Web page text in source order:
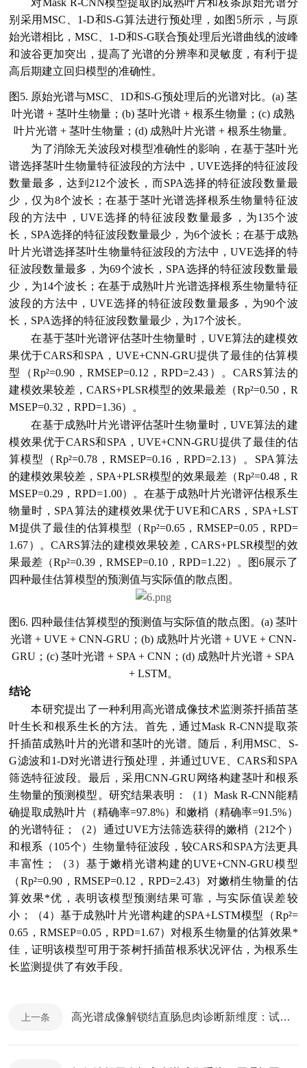
对Mask R-CNN模型提取的成熟叶片和枝条原始光谱分
别采用MSC、1-D和S-G算法进行预处理，如图5所示，与原
始光谱相比，MSC、1-D和S-G联合预处理后光谱曲线的波峰
和波谷更加突出，提高了光谱的分辨率和灵敏度，有利于提
高后期建立回归模型的准确性。
图5. 原始光谱与MSC、1D和S-G预处理后的光谱对比。(a) 茎
叶光谱 + 茎叶生物量；(b) 茎叶光谱 + 根系生物量；(c) 成熟
叶片光谱 + 茎叶生物量；(d) 成熟叶片光谱 + 根系生物量。
为了消除无关波段对模型准确性的影响，在基于茎叶光
谱选择茎叶生物量特征波段的方法中，UVE选择的特征波段
数量最多，达到212个波长，而SPA选择的特征波段数量最
少，仅为8个波长；在基于茎叶光谱选择根系生物量特征波
段的方法中，UVE选择的特征波段数量最多，为135个波
长，SPA选择的特征波段数量最少，为6个波长；在基于成熟
叶片光谱选择茎叶生物量特征波段的方法中，UVE选择的特
征波段数量最多，为69个波长，SPA选择的特征波段数量最
少，为14个波长；在基于成熟叶片光谱选择根系生物量特征
波段的方法中，UVE选择的特征波段数量最多，为90个波
长，SPA选择的特征波段数量最少，为17个波长。
在基于茎叶光谱评估茎叶生物量时，UVE算法的建模效
果优于CARS和SPA，UVE+CNN-GRU提供了最佳的估算模
型（Rp²=0.90，RMSEP=0.12，RPD=2.43）。CARS算法的
建模效果较差，CARS+PLSR模型的效果最差（Rp²=0.50，R
MSEP=0.32，RPD=1.36）。
在基于成熟叶片光谱评估茎叶生物量时，UVE算法的建
模效果优于CARS和SPA，UVE+CNN-GRU提供了最佳的估
算模型（Rp²=0.78，RMSEP=0.16，RPD=2.13）。SPA算法
的建模效果较差，SPA+PLSR模型的效果最差（Rp²=0.48，R
MSEP=0.29，RPD=1.00）。在基于成熟叶片光谱评估根系生
物量时，SPA算法的建模效果优于UVE和CARS，SPA+LST
M提供了最佳的估算模型（Rp²=0.65，RMSEP=0.05，RPD=
1.67）。CARS算法的建模效果较差，CARS+PLSR模型的效
果最差（Rp²=0.39，RMSEP=0.10，RPD=1.22）。图6展示了
四种最佳估算模型的预测值与实际值的散点图。
图6. 四种最佳估算模型的预测值与实际值的散点图。(a) 茎叶
光谱 + UVE + CNN-GRU；(b) 成熟叶片光谱 + UVE + CNN-
GRU；(c) 茎叶光谱 + SPA + CNN；(d) 成熟叶片光谱 + SPA
+ LSTM。
结论
本研究提出了一种利用高光谱成像技术监测茶扦插苗茎
叶生长和根系生长的方法。首先，通过Mask R-CNN提取茶
扦插苗成熟叶片的光谱和茎叶的光谱。随后，利用MSC、S-
G滤波和1-D对光谱进行预处理，并通过UVE、CARS和SPA
筛选特征波段。最后，采用CNN-GRU网络构建茎叶和根系
生物量的预测模型。研究结果表明：（1）Mask R-CNN能精
确提取成熟叶片（精确率=97.8%）和嫩梢（精确率=91.5%）
的光谱特征；（2）通过UVE方法筛选获得的嫩梢（212个）
和根系（105个）生物量特征波段，较CARS和SPA方法更具
丰富性；（3）基于嫩梢光谱构建的UVE+CNN-GRU模型
（Rp²=0.90，RMSEP=0.12，RPD=2.43）对嫩梢生物量的估
算效果*优，表明该模型预测结果可靠，与实际值误差较
小；（4）基于成熟叶片光谱构建的SPA+LSTM模型（Rp²=
0.65，RMSEP=0.05，RPD=1.67）对根系生物量的估算效果*
佳，证明该模型可用于茶树扦插苗根系状况评估，为根系生
长监测提供了有效手段。
上一条 高光谱成像解锁结直肠息肉诊断新维度：试点研究取得积极成果